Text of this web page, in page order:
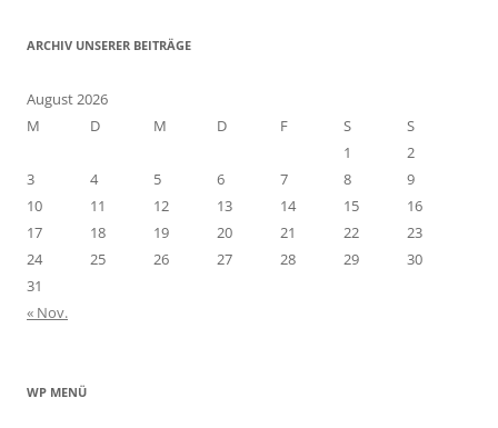
ARCHIV UNSERER BEITRÄGE
August 2026
M
D M D F S
S
1
2
3
4 5 6 7 8
9
10
11 12 13 14 15
16
17
18 19 20 21 22
23
24
25 26 27 28 29
30
31
« Nov.
WP MENÜ